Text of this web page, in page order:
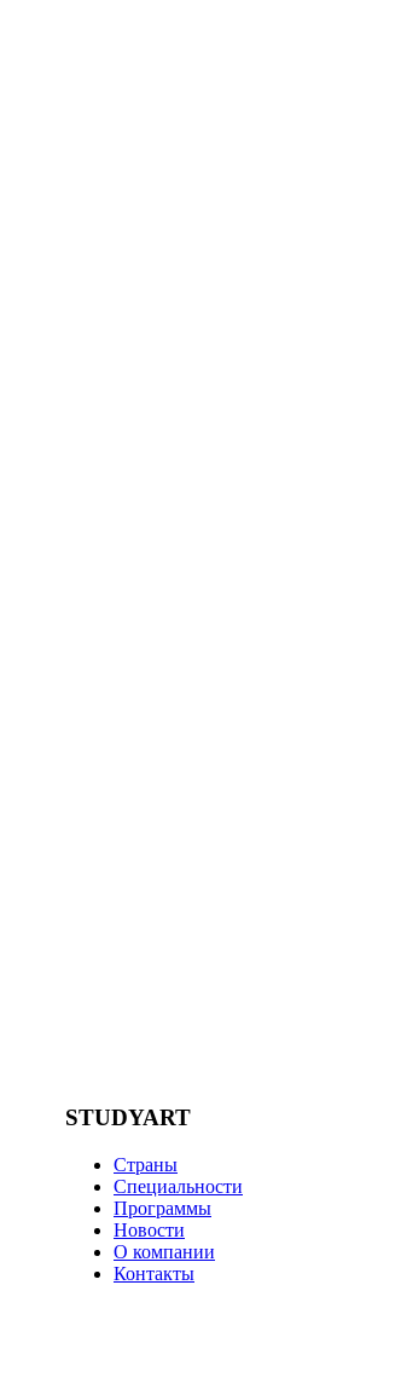
STUDYART
Страны
Специальности
Программы
Новости
О компании
Контакты